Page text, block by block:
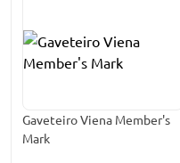
Gaveteiro Viena Member's
Mark